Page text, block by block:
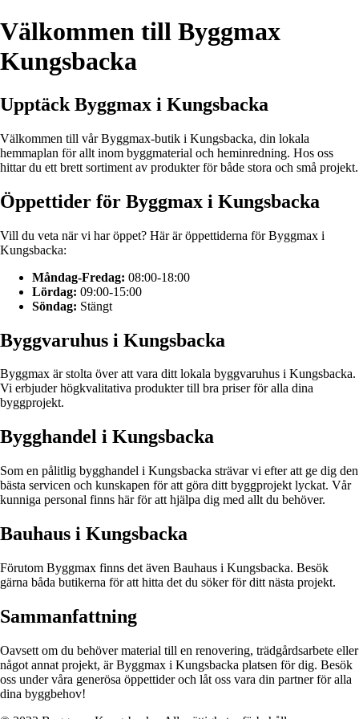
Välkommen till Byggmax
Kungsbacka
Upptäck Byggmax i Kungsbacka
Välkommen till vår Byggmax-butik i Kungsbacka, din lokala
hemmaplan för allt inom byggmaterial och heminredning. Hos oss
hittar du ett brett sortiment av produkter för både stora och små projekt.
Öppettider för Byggmax i Kungsbacka
Vill du veta när vi har öppet? Här är öppettiderna för Byggmax i
Kungsbacka:
Måndag-Fredag: 08:00-18:00
Lördag: 09:00-15:00
Söndag: Stängt
Byggvaruhus i Kungsbacka
Byggmax är stolta över att vara ditt lokala byggvaruhus i Kungsbacka.
Vi erbjuder högkvalitativa produkter till bra priser för alla dina
byggprojekt.
Bygghandel i Kungsbacka
Som en pålitlig bygghandel i Kungsbacka strävar vi efter att ge dig den
bästa servicen och kunskapen för att göra ditt byggprojekt lyckat. Vår
kunniga personal finns här för att hjälpa dig med allt du behöver.
Bauhaus i Kungsbacka
Förutom Byggmax finns det även Bauhaus i Kungsbacka. Besök
gärna båda butikerna för att hitta det du söker för ditt nästa projekt.
Sammanfattning
Oavsett om du behöver material till en renovering, trädgårdsarbete eller
något annat projekt, är Byggmax i Kungsbacka platsen för dig. Besök
oss under våra generösa öppettider och låt oss vara din partner för alla
dina byggbehov!